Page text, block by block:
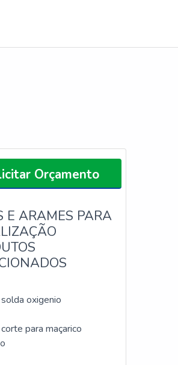
Orçamento
E ARAMES PARA
oxigenio
para maçarico